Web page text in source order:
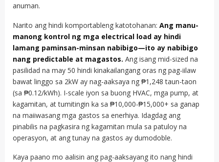
anuman.
Narito ang hindi komportableng katotohanan: Ang manu-
manong kontrol ng mga electrical load ay hindi
lamang paminsan-minsan nabibigo—ito ay nabibigo
nang predictable at magastos. Ang isang mid-sized na
pasilidad na may 50 hindi kinakailangang oras ng pag-iilaw
bawat linggo sa 2kW ay nag-aaksaya ng ₱1,248 taun-taon
(sa ₱0.12/kWh). I-scale iyon sa buong HVAC, mga pump, at
kagamitan, at tumitingin ka sa ₱10,000-₱15,000+ sa ganap
na maiiwasang mga gastos sa enerhiya. Idagdag ang
pinabilis na pagkasira ng kagamitan mula sa patuloy na
operasyon, at ang tunay na gastos ay dumodoble.
Kaya paano mo aalisin ang pag-aaksayang ito nang hindi